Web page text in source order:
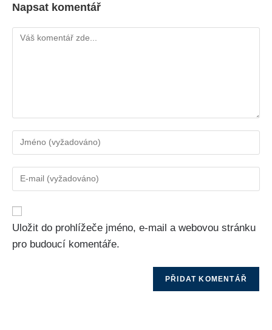
Napsat komentář
Uložit do prohlížeče jméno, e-mail a webovou stránku
pro budoucí komentáře.